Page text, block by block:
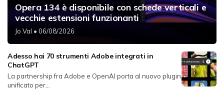
Opera 134 è disponibile con schede verticali e
vecchie estensioni funzionanti
Jo Val • 06/08/2026
Adesso hai 70 strumenti Adobe integrati in
ChatGPT
La partnership fra Adobe e OpenAI porta al nuovo plugin
unificato per...